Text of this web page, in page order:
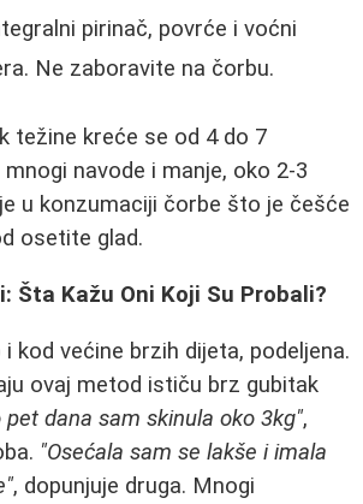
pirinač, povrće i voćni
Ne zaboravite na čorbu.
težine kreće se od 4 do 7
navode i manje, oko 2-3
u konzumaciji čorbe što je češće
osetite glad.
Šta Kažu Oni Koji Su Probali?
kod većine brzih dijeta, podeljena.
ovaj metod ističu brz gubitak
pet dana sam skinula oko 3kg",
"Osećala sam se lakše i imala
, dopunjuje druga. Mnogi